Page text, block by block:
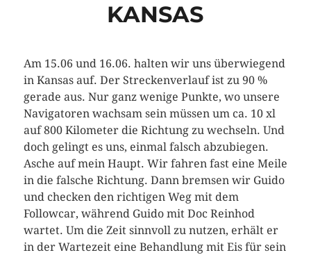
KANSAS
Am 15.06 und 16.06. halten wir uns überwiegend
in Kansas auf. Der Streckenverlauf ist zu 90 %
gerade aus. Nur ganz wenige Punkte, wo unsere
Navigatoren wachsam sein müssen um ca. 10 xl
auf 800 Kilometer die Richtung zu wechseln. Und
doch gelingt es uns, einmal falsch abzubiegen.
Asche auf mein Haupt. Wir fahren fast eine Meile
in die falsche Richtung. Dann bremsen wir Guido
und checken den richtigen Weg mit dem
Followcar, während Guido mit Doc Reinhod
wartet. Um die Zeit sinnvoll zu nutzen, erhält er
in der Wartezeit eine Behandlung mit Eis für sein